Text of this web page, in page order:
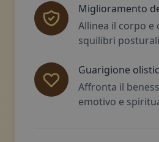
Miglioramento
Allinea il corpo e
squilibri posturali
Guarigione
Affronta il
emotivo e